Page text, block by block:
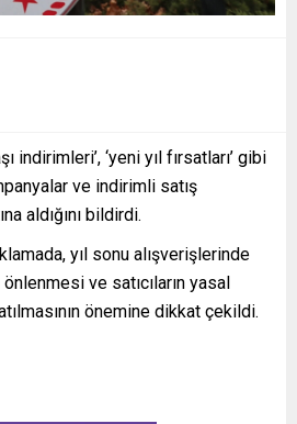
indirimleri’, ‘yeni yıl fırsatları’ gibi
ve indirimli satış
aldığını bildirdi.
yıl sonu alışverişlerinde
ve satıcıların yasal
önemine dikkat çekildi.